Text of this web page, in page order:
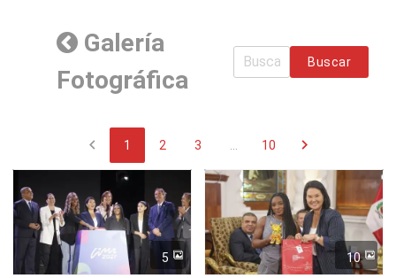
Galería
Fotográfica
Buscar
chevron_left 1 2 3 10 chevron_right
5 10